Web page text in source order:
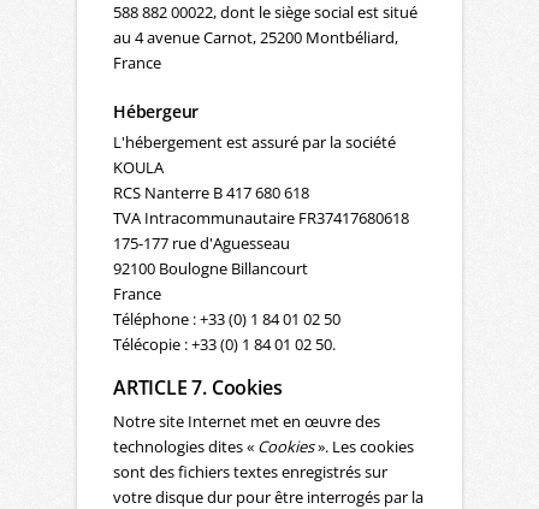
588 882 00022, dont le siège social est situé
au 4 avenue Carnot, 25200 Montbéliard,
France
Hébergeur
L'hébergement est assuré par la société
KOULA
RCS Nanterre B 417 680 618
TVA Intracommunautaire FR37417680618
175-177 rue d'Aguesseau
92100 Boulogne Billancourt
France
Téléphone : +33 (0) 1 84 01 02 50
Télécopie : +33 (0) 1 84 01 02 50.
ARTICLE 7. Cookies
Notre site Internet met en œuvre des
technologies dites « Cookies». Les cookies
sont des fichiers textes enregistrés sur
votre disque dur pour être interrogés par la